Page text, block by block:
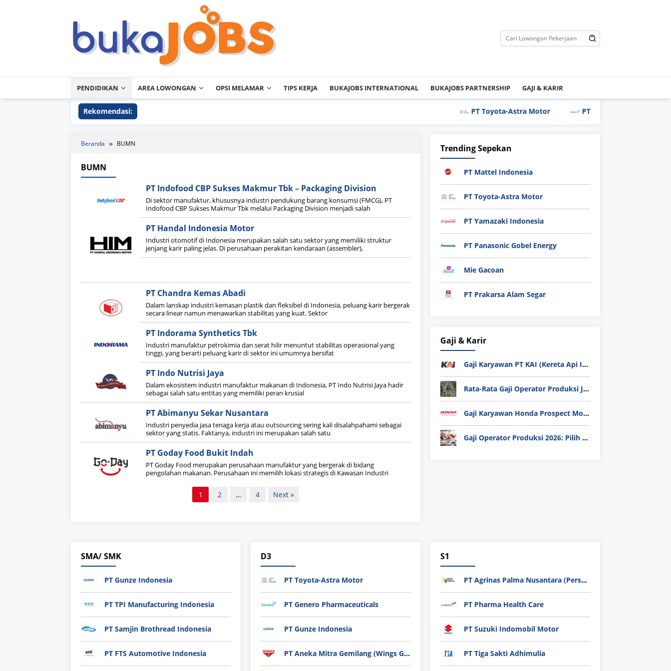
PENDIDIKAN AREA LOWONGAN OPSI MELAMAR TIPS KERJA BUKAJOBS INTERNATIONAL BUKAJOBS PARTNERSHIP GAJI & KARIR
Rekomendasi: PT Toyota-Astra Motor PT Genero Pharmaceuticals
Beranda BUMN
BUMN
PT Indofood CBP Sukses Makmur Tbk – Packaging Division
Di sektor manufaktur, khususnya industri pendukung barang konsumsi (FMCG), PT
Indofood CBP Sukses Makmur Tbk melalui Packaging Division menjadi salah
PT Handal Indonesia Motor
Industri otomotif di Indonesia merupakan salah satu sektor yang memiliki struktur
jenjang karir paling jelas. Di perusahaan perakitan kendaraan (assembler),
PT Chandra Kemas Abadi
Dalam lanskap industri kemasan plastik dan fleksibel di Indonesia, peluang karir bergerak
secara linear namun menawarkan stabilitas yang kuat. Sektor
PT Indorama Synthetics Tbk
Industri manufaktur petrokimia dan serat hilir menuntut stabilitas operasional yang
tinggi, yang berarti peluang karir di sektor ini umumnya bersifat
PT Indo Nutrisi Jaya
Dalam ekosistem industri manufaktur makanan di Indonesia, PT Indo Nutrisi Jaya hadir
sebagai salah satu entitas yang memiliki peran krusial
PT Abimanyu Sekar Nusantara
Industri penyedia jasa tenaga kerja atau outsourcing sering kali disalahpahami sebagai
sektor yang statis. Faktanya, industri ini merupakan salah satu
PT Goday Food Bukit Indah
PT Goday Food merupakan perusahaan manufaktur yang bergerak di bidang
pengolahan makanan. Perusahaan ini memilih lokasi strategis di Kawasan Industri
1 2 … 4 Next »
Trending Sepekan
PT Mattel Indonesia
PT Toyota-Astra Motor
PT Yamazaki Indonesia
PT Panasonic Gobel Energy
Mie Gacoan
PT Prakarsa Alam Segar
Gaji & Karir
Gaji Karyawan PT KAI (Kereta Api Indonesia) Update 2025
Rata-Rata Gaji Operator Produksi Jabodetabek 2025: Bedah Tuntas UMK, Lemburan, dan Realita Hidup Buruh
Gaji Karyawan Honda Prospect Motor Semua Divisi
Gaji Operator Produksi 2026: Pilih PT Astra Honda Motor (AHM) atau Manufaktur di Jepang?
SMA/ SMK
PT Gunze Indonesia
PT TPI Manufacturing Indonesia
PT Samjin Brothread Indonesia
PT FTS Automotive Indonesia
D3
PT Toyota-Astra Motor
PT Genero Pharmaceuticals
PT Gunze Indonesia
PT Aneka Mitra Gemilang (Wings Group)
S1
PT Agrinas Palma Nusantara (Persero)
PT Pharma Health Care
PT Suzuki Indomobil Motor
PT Tiga Sakti Adhimulia